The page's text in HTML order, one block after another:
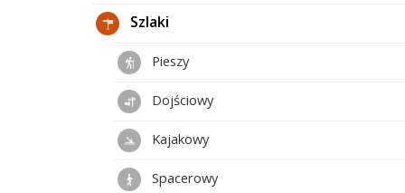
Szlaki
Pieszy
Dojściowy
Kajakowy
Spacerowy